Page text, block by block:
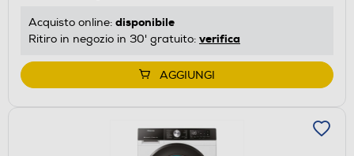
Acquisto online: disponibile
Ritiro in negozio in 30' gratuito: verifica
AGGIUNGI